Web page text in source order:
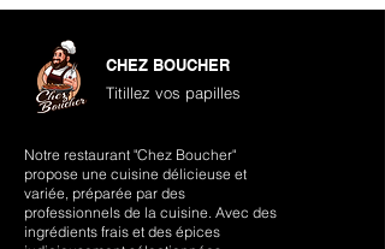
CHEZ BOUCHER
Titillez vos papilles
Notre restaurant "Chez Boucher"
propose une cuisine délicieuse et
variée, préparée par des
professionnels de la cuisine. Avec des
ingrédients frais et des épices